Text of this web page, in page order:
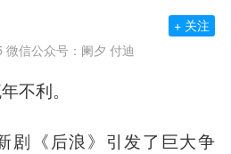
微信公众号：阑夕 付迪
+ 关注
不利。
剧《后浪》引发了巨大争